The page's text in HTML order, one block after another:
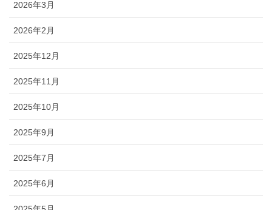
2026年3月
2026年2月
2025年12月
2025年11月
2025年10月
2025年9月
2025年7月
2025年6月